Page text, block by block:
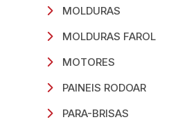
MOLDURAS
MOLDURAS FAROL
MOTORES
PAINEIS RODOAR
PARA-BRISAS